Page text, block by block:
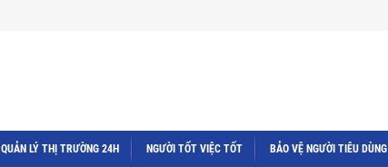
QUẢN LÝ THỊ TRƯỜNG 24H NGƯỜI TỐT VIỆC TỐT BẢO VỆ NGƯỜI TIÊU DÙNG